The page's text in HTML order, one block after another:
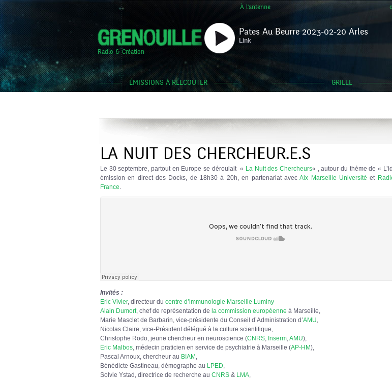
À l'antenne
Radio & Création
Pates Au Beurre 2023-02-20 Arles
Link
ÉMISSIONS À RÉECOUTER GRILLE
LA NUIT DES CHERCHEUR.E.S
Le 30 septembre, partout en Europe se déroulait « La Nuit des Chercheurs« , autour du thème de «
émission en direct des Docks, de 18h30 à 20h, en partenariat avecAix Marseille Université et
France
Invités :
Eric Vivier, directeur du centre d’immunologie Marseille Luminy
Alain Dumort, chef de représentation de la commission européenne à Marseille,
Marie Masclet de Barbarin, vice-présidente du Conseil d’Administration d’AMU
Nicolas Claire, vice-Président délégué à la culture scientifique,
Christophe Rodo, jeune chercheur en neuroscience (CNRS Inserm AMU),
Eric Malbos , médecin praticien en service de psychiatrie à Marseille (AP-HM),
Pascal Arnoux, chercheur au BIAM
Bénédicte Gastineau, démographe au
LPED
Solvie Ystad, directrice de recherche au CNRS & LMA